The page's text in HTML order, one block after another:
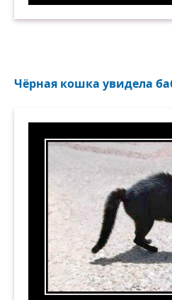
Чёрная кошка увидела